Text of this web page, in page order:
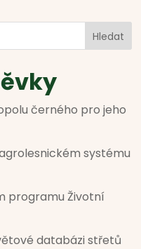
Hledat
černého pro jeho
systému
programu Životní
databázi střetů